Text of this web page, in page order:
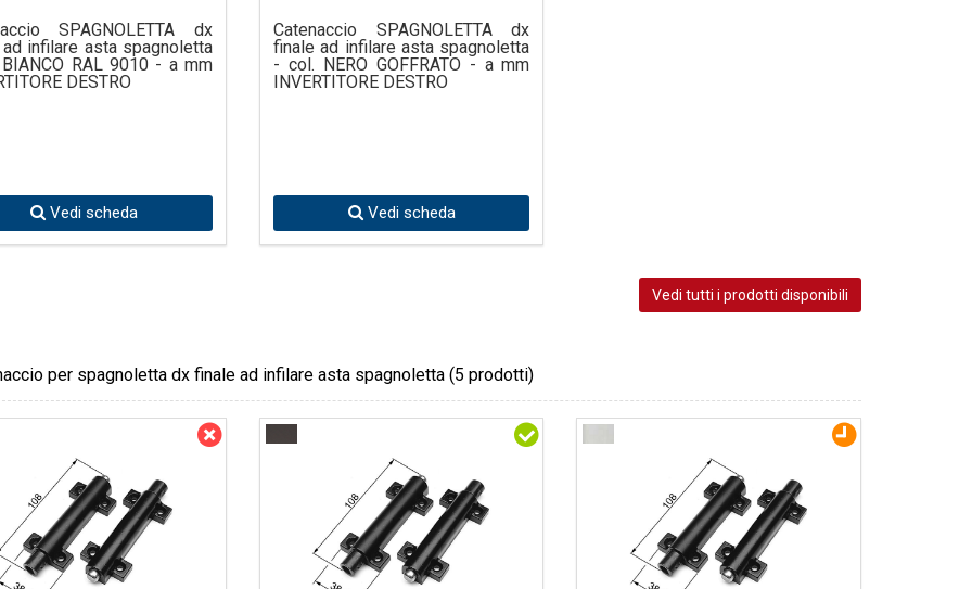
SPAGNOLETTA dx
infilare asta spagnoletta
RAL 9010 - a mm
DESTRO
Vedi scheda
Catenaccio SPAGNOLETTA dx
finale ad infilare asta spagnoletta
- col. NERO GOFFRATO - a mm
INVERTITORE DESTRO
Vedi scheda
Vedi tutti i prodotti disponibili
per spagnoletta dx finale ad infilare asta spagnoletta(5 prodotti)